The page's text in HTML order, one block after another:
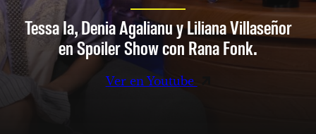
Tessa Ia, Denia Agalianu y Liliana Villaseñor
en Spoiler Show con Rana Fonk.
Ver en Youtube